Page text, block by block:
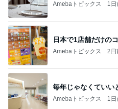
Amebaトピックス 1日
日本で1店舗だけの
Amebaトピックス 2日
毎年じゃなくていい
Amebaトピックス 1日